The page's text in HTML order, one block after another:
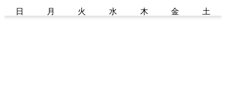
日 月 火 水 木 金 土